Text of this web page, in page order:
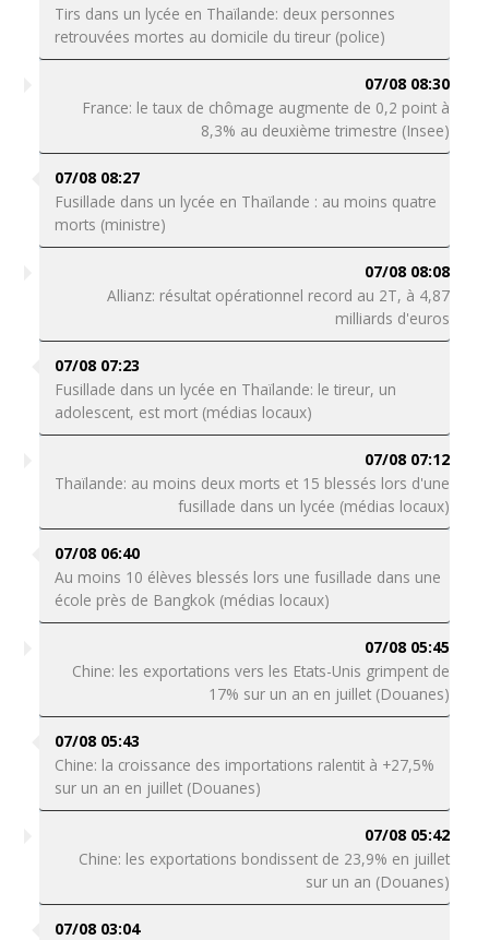
Tirs dans un lycée en Thaïlande: deux personnes
retrouvées mortes au domicile du tireur (police)
07/08 08:30
France: le taux de chômage augmente de 0,2 point à
8,3% au deuxième trimestre (Insee)
07/08 08:27
Fusillade dans un lycée en Thaïlande : au moins quatre
morts (ministre)
07/08 08:08
Allianz: résultat opérationnel record au 2T, à 4,87
milliards d'euros
07/08 07:23
Fusillade dans un lycée en Thaïlande: le tireur, un
adolescent, est mort (médias locaux)
07/08 07:12
Thaïlande: au moins deux morts et 15 blessés lors d'une
fusillade dans un lycée (médias locaux)
07/08 06:40
Au moins 10 élèves blessés lors une fusillade dans une
école près de Bangkok (médias locaux)
07/08 05:45
Chine: les exportations vers les Etats-Unis grimpent de
17% sur un an en juillet (Douanes)
07/08 05:43
Chine: la croissance des importations ralentit à +27,5%
sur un an en juillet (Douanes)
07/08 05:42
Chine: les exportations bondissent de 23,9% en juillet
sur un an (Douanes)
07/08 03:04